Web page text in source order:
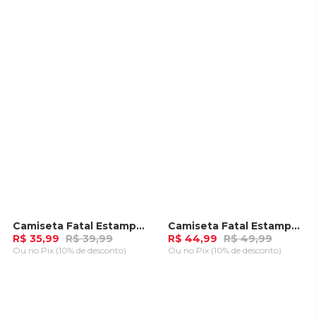
-10%
Camiseta Fatal Estampada Preta
R$ 35,99 R$ 39,99
Ou no Pix (10% de desconto)
-10%
Camiseta Fatal Estampada Plus Size Branca
R$ 44,99 R$ 49,99
Ou no Pix (10% de desconto)